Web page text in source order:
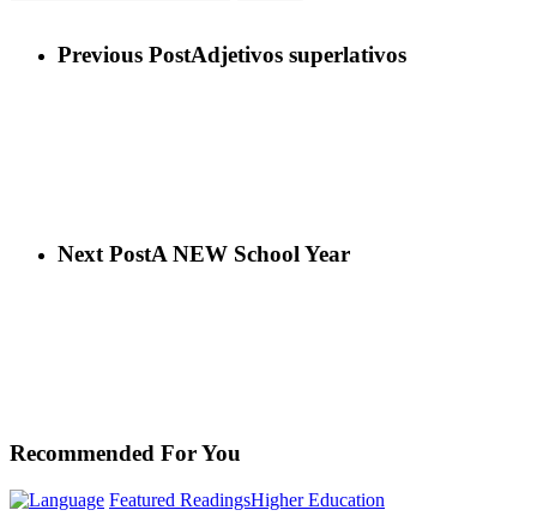
Previous PostAdjetivos superlativos
Next PostA NEW School Year
Recommended For You
Featured ReadingsHigher Education